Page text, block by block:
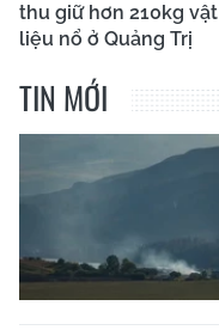
thu giữ hơn 210kg vật
liệu nổ ở Quảng Trị
TIN MỚI